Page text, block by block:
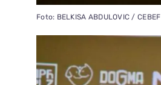
Foto: BELKISA ABDULOVIC / CEBEF